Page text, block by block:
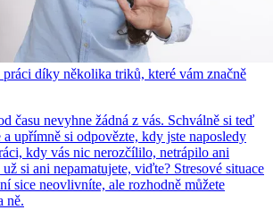
práci díky několika triků, které vám značně
času nevyhne žádná z vás. Schválně si teď
upřímně si odpovězte, kdy jste naposledy
kdy vás nic nerozčílilo, netrápilo ani
si ani nepamatujete, viďte? Stresové situace
sice neovlivníte, ale rozhodně můžete
ně.